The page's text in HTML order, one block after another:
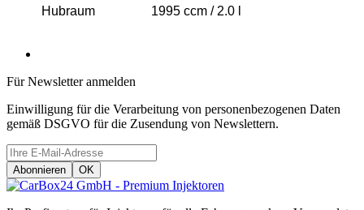
Hubraum 1995 ccm / 2.0 l
Für Newsletter anmelden
Einwilligung für die Verarbeitung von personenbezogenen Daten
gemäß DSGVO für die Zusendung von Newslettern.